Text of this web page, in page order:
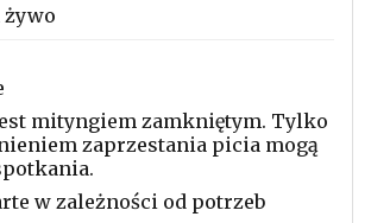
mityngiem zamkniętym. Tylko
zaprzestania picia mogą
w zależności od potrzeb